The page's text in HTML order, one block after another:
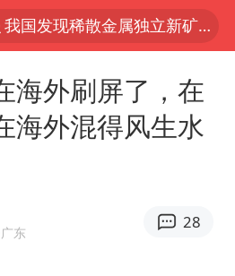
我国发现稀散金属独立新矿物——乌斯河锗矿
多地银行上调存款利率
新疆生产建设兵团生态环境局原局长被查
大疆错失宇树
海外刷屏了，在
海外混得风生水
广东
28